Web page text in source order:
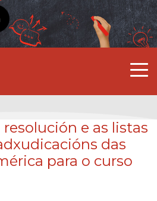
e as listas
das
para o curso